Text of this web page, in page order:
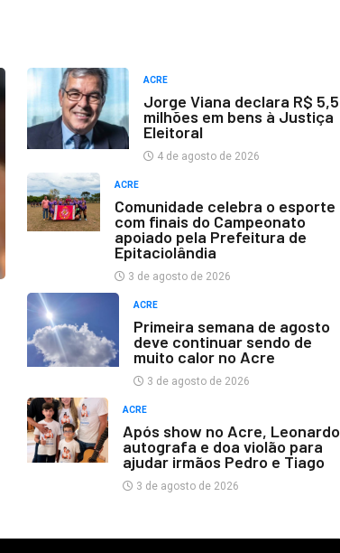
ACRE
Jorge Viana declara R$ 5,5
milhões em bens à Justiça
Eleitoral
4 de agosto de 2026
ACRE
Comunidade celebra o esporte
com finais do Campeonato
apoiado pela Prefeitura de
Epitaciolândia
3 de agosto de 2026
ACRE
Primeira semana de agosto
deve continuar sendo de
muito calor no Acre
3 de agosto de 2026
ACRE
Após show no Acre, Leonardo
autografa e doa violão para
ajudar irmãos Pedro e Tiago
3 de agosto de 2026